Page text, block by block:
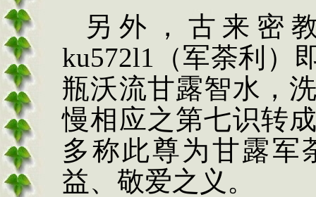
另外，古来密
ku572l1
（军荼利）
瓶沃流甘露智水，
慢相应之第七识转
多称此尊为甘露军
益、敬爱之义。